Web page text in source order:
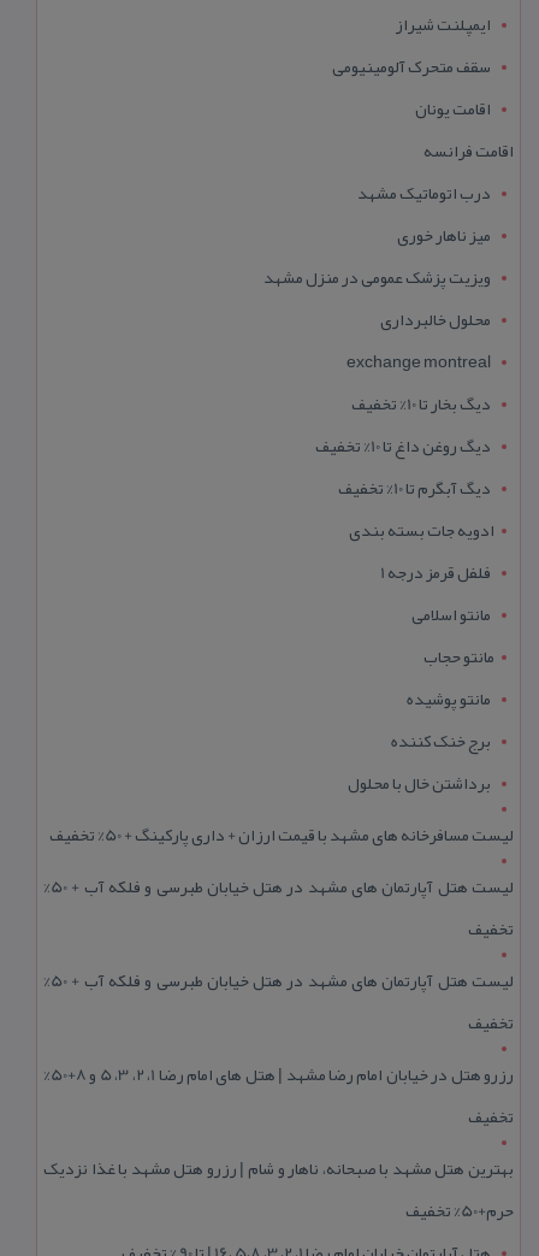
ایمپلنت شیراز
سقف متحرک آلومینیومی
اقامت یونان
اقامت فرانسه
درب اتوماتیک مشهد
میز ناهار خوری
ویزیت پزشک عمومی در منزل مشهد
محلول خالبرداری
exchange montreal
دیگ بخار تا 10% تخفیف
دیگ روغن داغ تا 10% تخفیف
دیگ آبگرم تا 10% تخفیف
ادویه جات بسته بندی
فلفل قرمز درجه 1
مانتو اسلامی
مانتو حجاب
مانتو پوشیده
برج خنک کننده
برداشتن خال با محلول
لیست مسافرخانه های مشهد با قیمت ارزان + داری پارکینگ + 50% تخفیف
لیست هتل آپارتمان های مشهد در هتل خیابان طبرسی و فلکه آب + 50%
تخفیف
لیست هتل آپارتمان های مشهد در هتل خیابان طبرسی و فلکه آب + 50%
تخفیف
رزرو هتل در خیابان امام رضا مشهد | هتل‌ های امام رضا 1، 2، 3، 5 و 8+50%
تخفیف
بهترین هتل مشهد با صبحانه، ناهار و شام | رزرو هتل مشهد با غذا نزدیک
حرم+50% تخفیف